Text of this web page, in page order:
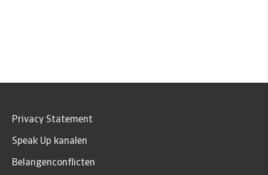
Privacy Statement
Speak Up kanalen
Belangenconflicten